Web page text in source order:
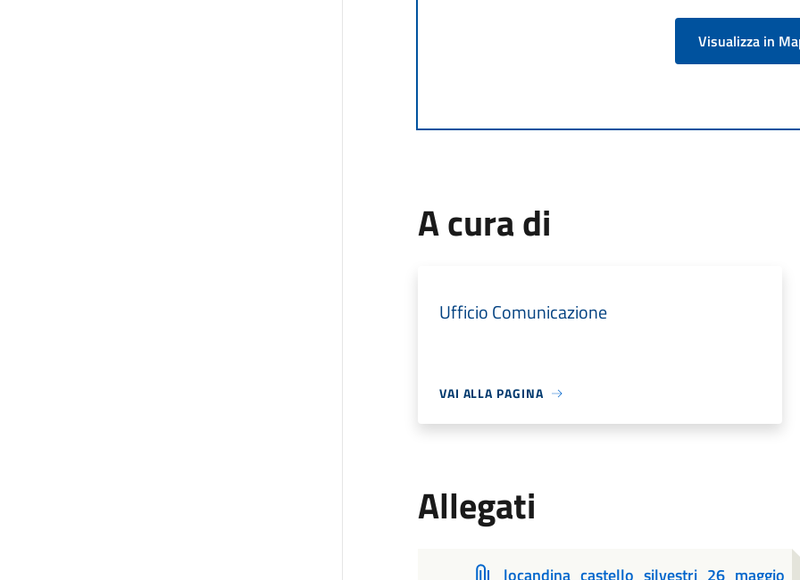
Visualizza in
A cura di
Ufficio Comunicazione
VAI ALLA PAGINA
Allegati
locandina_castello_silvestri_26_maggio